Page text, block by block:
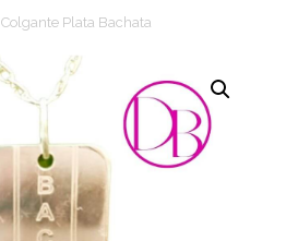
Colgante Plata Bachata